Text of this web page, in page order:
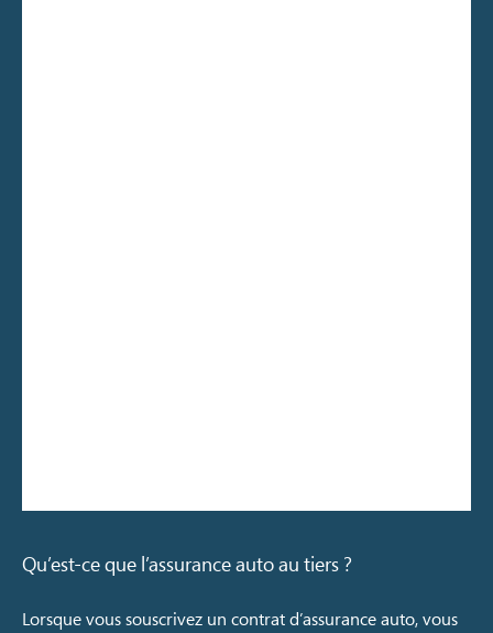
Qu’est-ce que l’assurance auto au tiers ?
Lorsque vous souscrivez un contrat d’assurance auto, vous